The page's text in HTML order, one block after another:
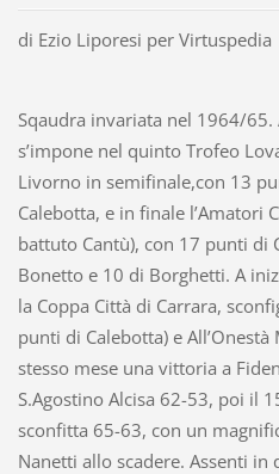
di Ezio Liporesi per Virtuspedia
Sqaudra invariata nel 1964/
s’impone nel quinto Trofeo
Livorno in semifinale,con 13
Calebotta, e in finale l’Amatori
battuto Cantù), con 17 punti di
Bonetto e 10 di Borghetti. A
la Coppa Città di Carrara,
punti di Calebotta) e
stesso mese una vittoria a
S.Agostino Alcisa 62-53, poi il
sconfitta 65-63, con un
Nanetti allo scadere. Assenti in